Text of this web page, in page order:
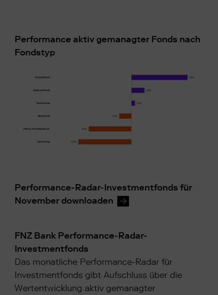
Performance aktiv gemanagter Fonds nach
Fondstyp
Performance-Radar-Investmentfonds für
November downloaden
FNZ Bank Performance-Radar-
Investmentfonds
Das monatliche Performance-Radar für
Investmentfonds gibt Aufschluss über die
Wertentwicklung aktiv gemanagter